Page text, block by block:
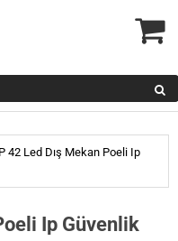
42 Led Dış Mekan Poeli Ip
Ip Güvenlik